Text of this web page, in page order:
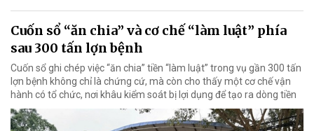
Cuốn sổ “ăn chia” và cơ chế “làm luật” phía
sau 300 tấn lợn bệnh
Cuốn sổ ghi chép việc “ăn chia” tiền “làm luật” trong vụ gần 300 tấn
lợn bệnh không chỉ là chứng cứ, mà còn cho thấy một cơ chế vận
hành có tổ chức, nơi khâu kiểm soát bị lợi dụng để tạo ra dòng tiền